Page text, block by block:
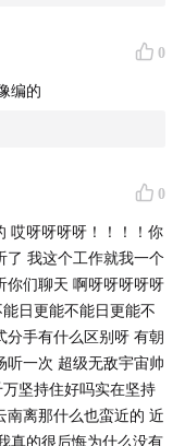
“阿波阿波秋秋宝
80岁还能拉脱
子我会把你钉在
0
编的
0
哎呀呀呀呀！！！！你
了 我这个工作就我一个
你们聊天 啊呀呀呀呀呀
日更能不能日更能不
分手有什么区别呀 有朝
听一次 超级无敌宇宙帅
坚持住好吗实在坚持
南离那什么也蛮近的 近
真的很后悔为什么没有